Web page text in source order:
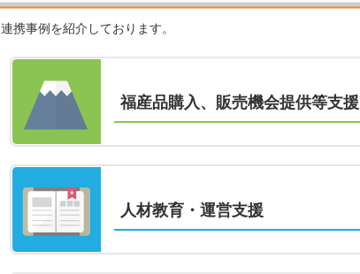
連携事例を紹介しております。
福産品購入、販売機会提供等支援
人材教育・運営支援